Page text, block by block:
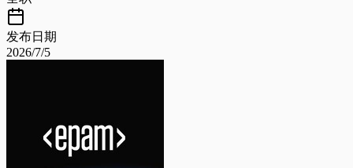
发布日期
2026/7/5